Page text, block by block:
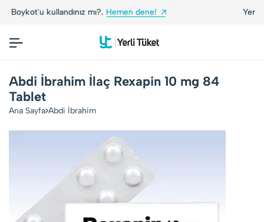
mı?.Hemen dene! Yerli Tüketiciler, Yerli
Abdi İbrahim İlaç Rexapin 10 mg 84
Tablet
Ana Sayfa Abdi İbrahim